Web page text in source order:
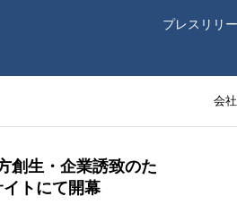
プレスリリ
会
創生・企業誘致のた
トにて開幕